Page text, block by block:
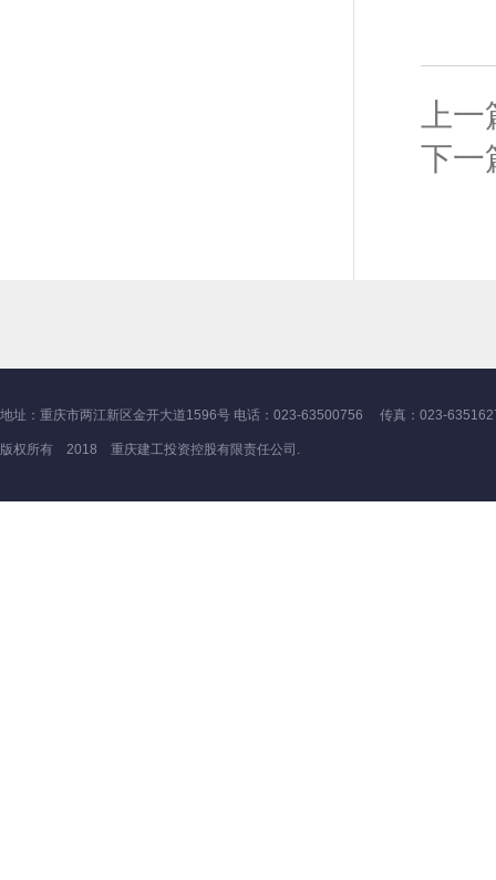
上
下
地址：重庆市两江新区金开大道1596号 电话：023-63500756 传真：023-
版权所有 2018 重庆建工投资控股有限责任公司.